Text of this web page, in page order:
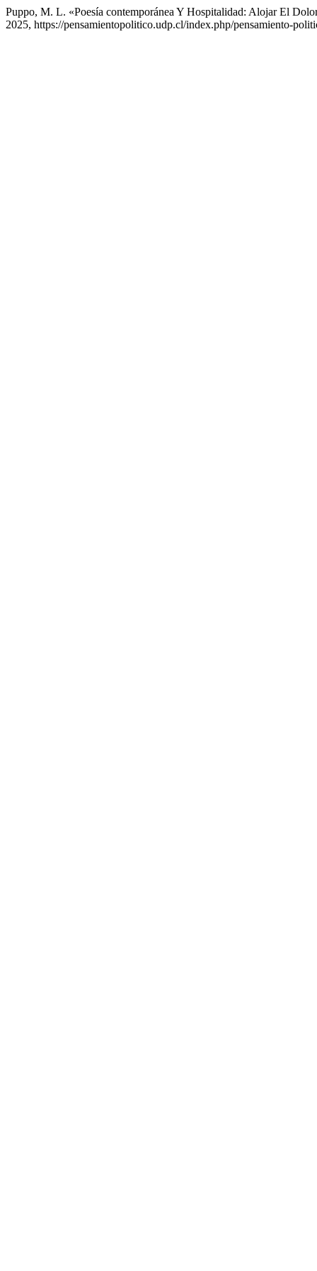
Puppo, M. L. «Poesía contemporánea Y Hospitalidad: Alojar El
2025, https://pensamientopolitico.udp.cl/index.php/pensamiento-